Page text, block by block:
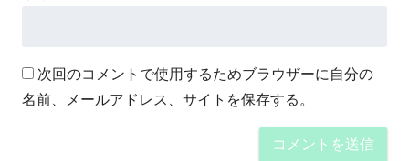
次回のコメントで使用するためブラウザーに自分の
名前、メールアドレス、サイトを保存する。